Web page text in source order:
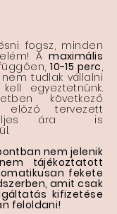
fogsz, minden
Amaximális
10-15 perc,
tudlak vállalni
egyeztetnünk.
következő
előző tervezett
teljes ára is
nem jelenik
tájékoztatott
fekete
amit csak
kifizetése
feloldani!